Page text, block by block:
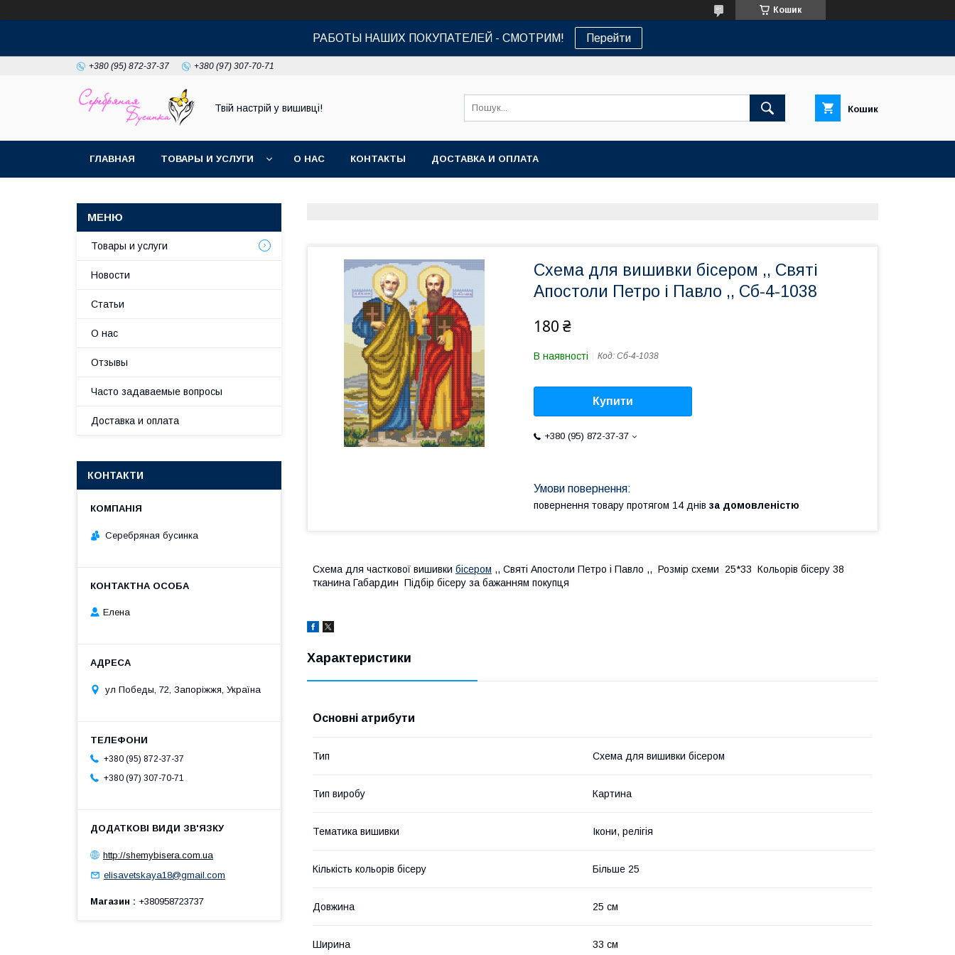
Кошик
РАБОТЫ НАШИХ ПОКУПАТЕЛЕЙ - СМОТРИМ! Перейти
+380 (95) 872-37-37 +380 (97) 307-70-71
Твій настрій у вишивці! Кошик
ГЛАВНАЯ ТОВАРЫ И УСЛУГИ О НАС КОНТАКТЫ ДОСТАВКА И ОПЛАТА
Схема для вишивки бісером ,, Святі
Апостоли Петро і Павло ,, Сб-4-1038
180 ₴
В наявності Код: Сб-4-1038
Купити
+380 (95) 872-37-37
повернення товару протягом 14 днів за домовленістю
Схема для часткової вишивки бісером ,, Святі Апостоли Петро і Павло ,, Розмір схеми 25*33 Кольорів бісеру 38
тканина Габардин Підбір бісеру за бажанням покупця
Характеристики
Основні атрибути
Тип Схема для вишивки бісером
Тип виробу Картина
Тематика вишивки Ікони, релігія
Кількість кольорів бісеру Більше 25
Довжина 25 см
Ширина 33 см
Товары и услуги
Новости
Статьи
О нас
Отзывы
Часто задаваемые вопросы
Доставка и оплата
КОНТАКТИ
Серебряная бусинка
Елена
ул Победы, 72, Запоріжжя, Україна
+380 (95) 872-37-37
+380 (97) 307-70-71
http://shemybisera.com.ua
elisavetskaya18@gmail.com
Магазин +380958723737